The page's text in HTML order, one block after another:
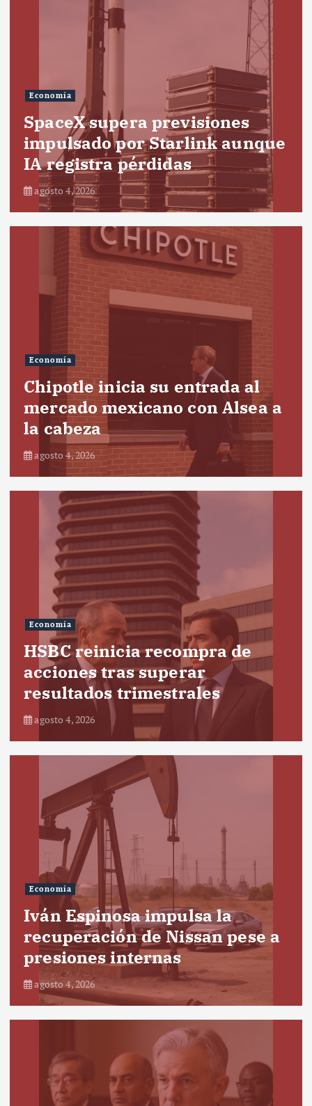
Economía
SpaceX supera previsiones
impulsado por Starlink aunque
IA registra pérdidas
agosto 4, 2026
Economía
Chipotle inicia su entrada al
mercado mexicano con Alsea a
la cabeza
agosto 4, 2026
Economía
HSBC reinicia recompra de
acciones tras superar
resultados trimestrales
agosto 4, 2026
Economía
Iván Espinosa impulsa la
recuperación de Nissan pese a
presiones internas
agosto 4, 2026